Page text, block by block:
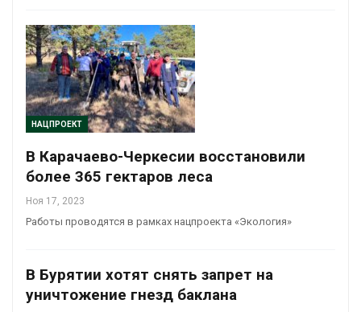
НАЦПРОЕКТ
В Карачаево-Черкесии восстановили
более 365 гектаров леса
Ноя 17, 2023
Работы проводятся в рамках нацпроекта «Экология»
В Бурятии хотят снять запрет на
уничтожение гнезд баклана